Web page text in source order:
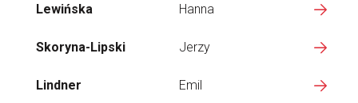
Lewińska Hanna
Skoryna-Lipski Jerzy
Lindner Emil